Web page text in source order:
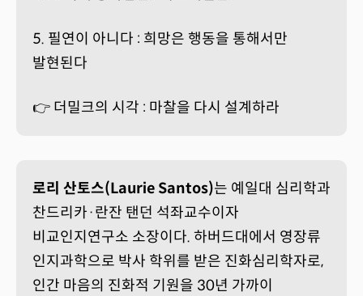
5. 필연이 아니다 : 희망은 행동을 통해서만
발현된다
👉 더밀크의 시각 : 마찰을 다시 설계하라
로리 산토스(Laurie Santos)는 예일대 심리학과
찬드리카·란잔 탠던 석좌교수이자
비교인지연구소 소장이다. 하버드대에서 영장류
인지과학으로 박사 학위를 받은 진화심리학자로,
인간 마음의 진화적 기원을 30년 가까이